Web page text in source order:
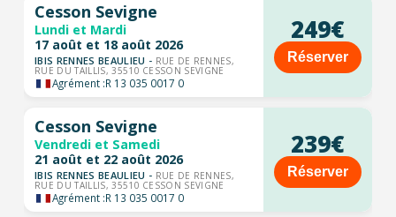
Cesson Sevigne
Lundi et Mardi
17 août et 18 août 2026
IBIS RENNES BEAULIEU - RUE DE RENNES,
RUE DU TAILLIS, 35510 CESSON SEVIGNE
Agrément :R 13 035 0017 0
249€
Réserver
Cesson Sevigne
Vendredi et Samedi
21 août et 22 août 2026
IBIS RENNES BEAULIEU - RUE DE RENNES,
RUE DU TAILLIS, 35510 CESSON SEVIGNE
Agrément :R 13 035 0017 0
239€
Réserver